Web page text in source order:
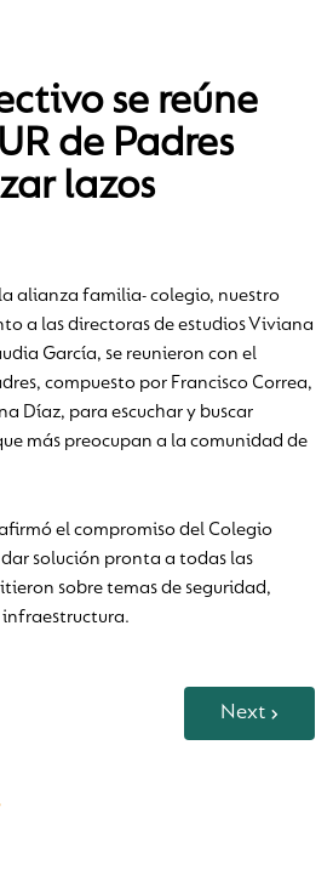
se reúne
de Padres
lazos
alianza familia- colegio, nuestro
a las directoras de estudios Viviana
García, se reunieron con el
compuesto por Francisco Correa,
Díaz, para escuchar y buscar
más preocupan a la comunidad de
el compromiso del Colegio
solución pronta a todas las
sobre temas de seguridad,
Next